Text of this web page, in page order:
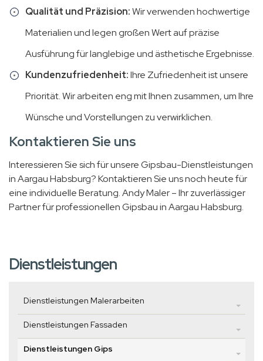
Qualität und Präzision:Wir verwenden hochwertige
Materialien und legen großen Wert auf präzise
Ausführung für langlebige und ästhetische Ergebnisse.
Kundenzufriedenheit:Ihre Zufriedenheit ist unsere
Priorität. Wir arbeiten eng mit Ihnen zusammen, um Ihre
Wünsche und Vorstellungen zu verwirklichen.
Kontaktieren Sie uns
Interessieren Sie sich für unsere Gipsbau-Dienstleistungen
in Aargau Habsburg? Kontaktieren Sie uns noch heute für
eine individuelle Beratung. Andy Maler – Ihr zuverlässiger
Partner für professionellen Gipsbau in Aargau Habsburg.
Dienstleistungen
Dienstleistungen Malerarbeiten
Dienstleistungen Fassaden
Dienstleistungen Gips